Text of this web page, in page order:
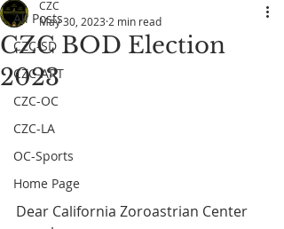
All Posts
CZC-SD
CZC-ART
CZC-OC
CZC-LA
OC-Sports
Home Page
CZC BOD Election
2023
CZC
May 30, 2023 2 min read
Dear California Zoroastrian Center